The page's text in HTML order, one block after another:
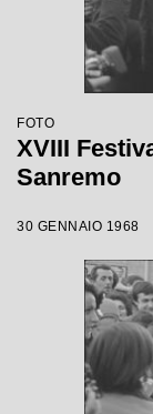
FOTO
XVIII
Sanremo
30 GENNAIO 1968